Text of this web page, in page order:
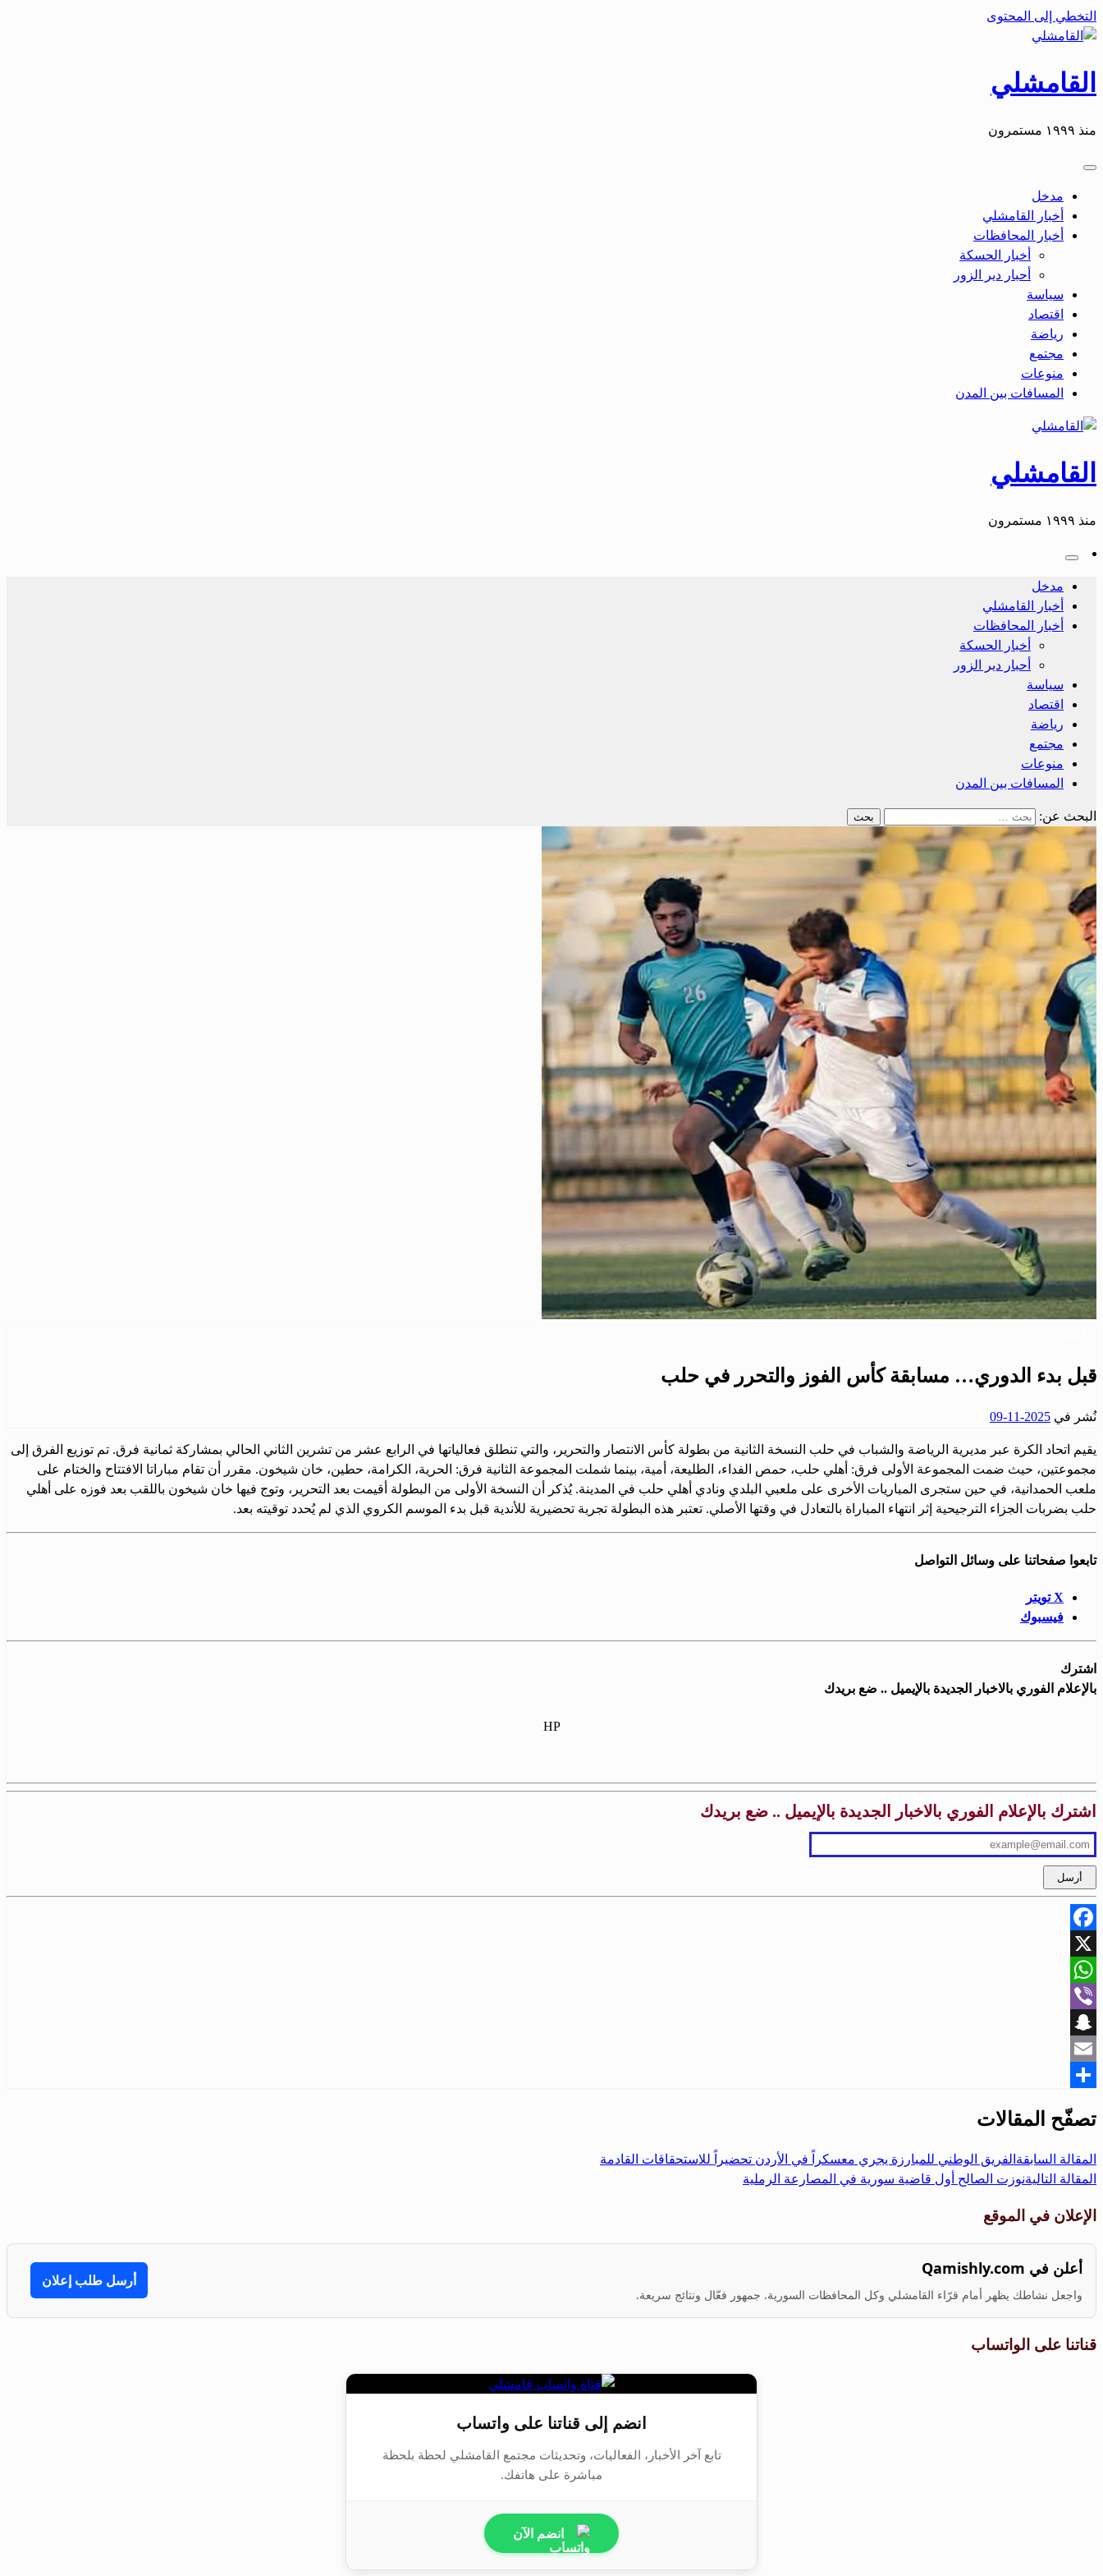
التخطي إلى المحتوى
القامشلي
منذ ١٩٩٩ مستمرون
مدخل
أخبار القامشلي
أخبار المحافظات
أخبار الحسكة
أحبار دير الزور
سياسة
اقتصاد
رياضة
مجتمع
منوعات
المسافات بين المدن
القامشلي
منذ ١٩٩٩ مستمرون
مدخل
أخبار القامشلي
أخبار المحافظات
أخبار الحسكة
أحبار دير الزور
سياسة
اقتصاد
رياضة
مجتمع
منوعات
المسافات بين المدن
البحث عن:
قبل بدء الدوري… مسابقة كأس الفوز والتحرر في حلب
نُشر في 2025-11-09
يقيم اتحاد الكرة عبر مديرية الرياضة والشباب في حلب النسخة الثانية من بطولة كأس الانتصار والتحرير، والتي تنطلق فعالياتها في الرابع عشر من تشرين الثاني الحالي بمشاركة ثمانية فرق. تم توزيع الفرق إلى
مجموعتين، حيث ضمت المجموعة الأولى فرق: أهلي حلب، حمص الفداء، الطليعة، أمية، بينما شملت المجموعة الثانية فرق: الحرية، الكرامة، حطين، خان شيخون. مقرر أن تقام مباراتا الافتتاح والختام على
ملعب الحمدانية، في حين ستجرى المباريات الأخرى على ملعبي البلدي ونادي أهلي حلب في المدينة. يُذكر أن النسخة الأولى من البطولة أقيمت بعد التحرير، وتوج فيها خان شيخون باللقب بعد فوزه على أهلي
حلب بضربات الجزاء الترجيحية إثر انتهاء المباراة بالتعادل في وقتها الأصلي. تعتبر هذه البطولة تجربة تحضيرية للأندية قبل بدء الموسم الكروي الذي لم يُحدد توقيته بعد.
تابعوا صفحاتنا على وسائل التواصل
X تويتر
فيسبوك
اشترك
بالإعلام الفوري بالاخبار الجديدة بالإيميل .. ضع بريدك
HP
اشترك بالإعلام الفوري بالاخبار الجديدة بالإيميل .. ضع بريدك
Facebook
X
WhatsApp
Viber
Snapchat
Email
تصفّح المقالات
المقالة السابقة الفريق الوطني للمبارزة يجري معسكراً في الأردن تحضيراً للاستحقاقات القادمة
المقالة التاليةنوزت الصالح أول قاضية سورية في المصارعة الرملية
الإعلان في الموقع
أعلن في Qamishly.com
واجعل نشاطك يظهر أمام قرّاء القامشلي وكل المحافظات السورية. جمهور فعّال ونتائج سريعة.
أرسل طلب إعلان
قناتنا على الواتساب
انضم إلى قناتنا على واتساب
تابع آخر الأخبار، الفعاليات، وتحديثات مجتمع القامشلي لحظة بلحظة
مباشرة على هاتفك.
انضم الآن